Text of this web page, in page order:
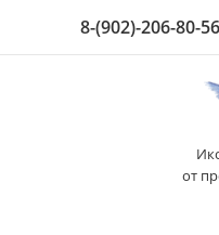
8-(902)-206-80-56
от